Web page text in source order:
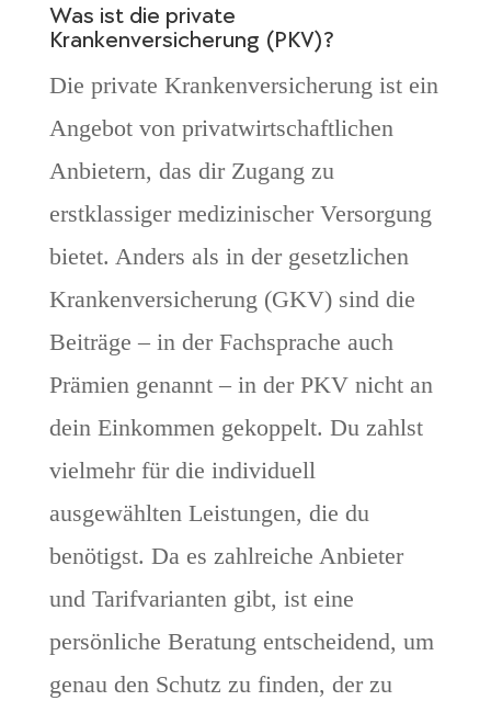
Was ist die private
Krankenversicherung (PKV)?
Die private Krankenversicherung ist ein
Angebot von privatwirtschaftlichen
Anbietern, das dir Zugang zu
erstklassiger medizinischer Versorgung
bietet. Anders als in der gesetzlichen
Krankenversicherung (GKV) sind die
Beiträge – in der Fachsprache auch
Prämien genannt – in der PKV nicht an
dein Einkommen gekoppelt. Du zahlst
vielmehr für die individuell
ausgewählten Leistungen, die du
benötigst. Da es zahlreiche Anbieter
und Tarifvarianten gibt, ist eine
persönliche Beratung entscheidend, um
genau den Schutz zu finden, der zu